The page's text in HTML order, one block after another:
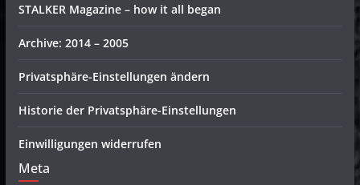
STALKER Magazine – how it all began
Archive: 2014 – 2005
Privatsphäre-Einstellungen ändern
Historie der Privatsphäre-Einstellungen
Einwilligungen widerrufen
Meta